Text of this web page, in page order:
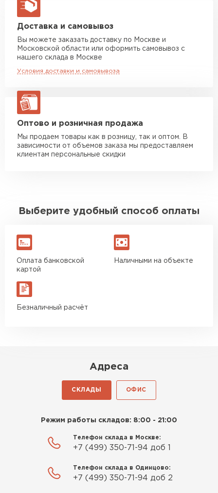
макс. длина груза 13,5 м
Манипулятор до 5 тн
Манипулятор до 10 тн
макс. длина груза 8 м
макс. длина груза 13,5 м
ЗАКАЗАТЬ С ДОСТАВКОЙ
Доставка и самовывоз
Вы можете заказать доставку по Москве и
Московской области или оформить самовывоз с
нашего склада в Москве
Условия доставки и самовывоза
Оптово и розничная продажа
Мы продаем товары как в розницу, так и оптом. В
зависимости от объемов заказа мы предоставляем
клиентам персональные скидки
Выберите удобный способ оплаты
Оплата банковской
картой
Наличными на объекте
Безналичный расчёт
Адреса
СКЛАДЫ ОФИС
Режим работы складов: 8:00 - 21:00
Телефон склада в Москве:
+7 (499) 350-71-94 доб 1
Телефон склада в Одинцово:
+7 (499) 350-71-94 доб 2